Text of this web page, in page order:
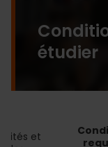
étudier
et